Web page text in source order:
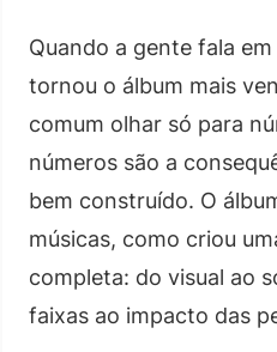
Quando a gente fala
tornou o álbum mais
comum olhar só para
números são a
bem construído. O
músicas, como criou
completa: do visual ao
faixas ao impacto das